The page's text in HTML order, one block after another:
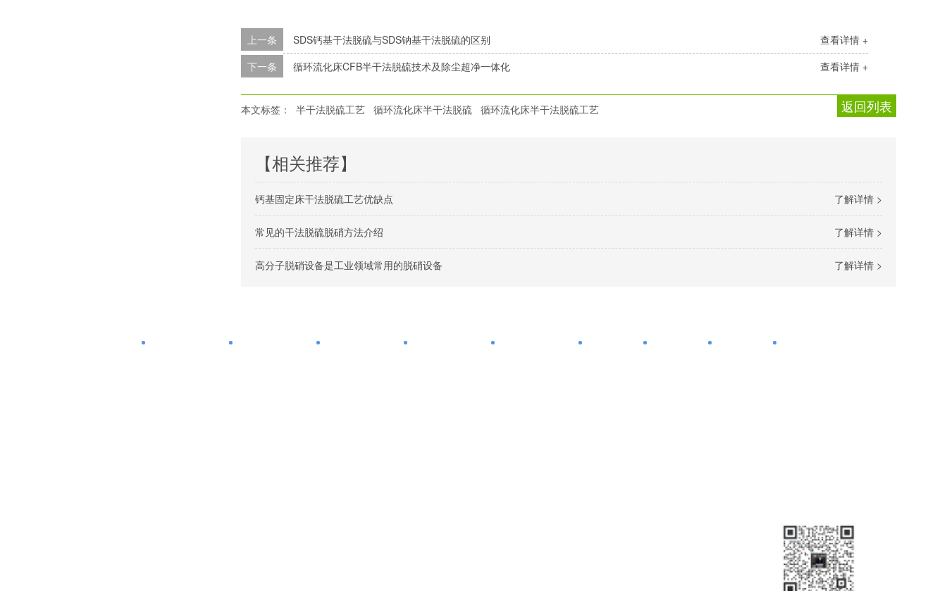
查看详情 +
上一条
SDS钙基干法脱硫与SDS钠基干法脱硫的区别
查看详情 +
下一条 循环流化床CFB半干法脱硫技术及除尘超净一体化
返回列表
本文标签： 半干法脱硫工艺 循环流化床半干法脱硫 循环流化床半干法脱硫工艺
【相关推荐】
了解详情 >
钙基固定床干法脱硫工艺优缺点
了解详情 >
常见的干法脱硫脱硝方法介绍
了解详情 >
高分子脱硝设备是工业领域常用的脱硝设备